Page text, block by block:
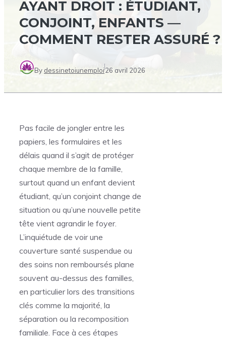
AYANT DROIT : ÉTUDIANT,
CONJOINT, ENFANTS —
COMMENT RESTER ASSURÉ ?
By dessinetoiunemploi26 avril 2026
Pas facile de jongler entre les
papiers, les formulaires et les
délais quand il s’agit de protéger
chaque membre de la famille,
surtout quand un enfant devient
étudiant, qu’un conjoint change de
situation ou qu’une nouvelle petite
tête vient agrandir le foyer.
L’inquiétude de voir une
couverture santé suspendue ou
des soins non remboursés plane
souvent au-dessus des familles,
en particulier lors des transitions
clés comme la majorité, la
séparation ou la recomposition
familiale. Face à ces étapes